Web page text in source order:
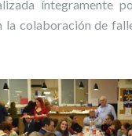
íntegramente
la colaboración de